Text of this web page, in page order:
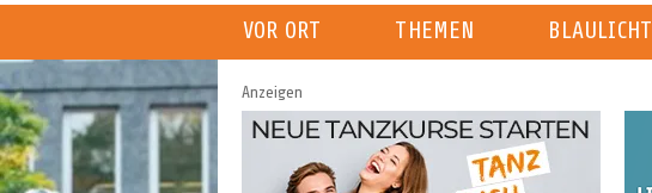
VOR ORT THEMEN BLAULICHT
Anzeigen